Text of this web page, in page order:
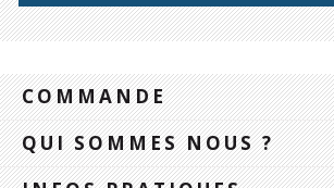
COMMANDE
QUI SOMMES NOUS ?